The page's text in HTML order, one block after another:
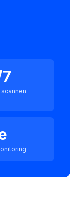
scannen